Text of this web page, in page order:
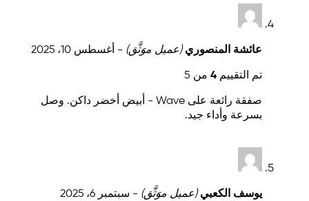
عائشة المنصوري(عميل موَثَّق) - أغسطس 10، 2025
تم التقييم 4 من 5
صفقة رائعة على Wave - أبيض أخضر داكن. وصل
بسرعة وأداء جيد.
يوسف الكعبي(عميل موَثَّق) - سبتمبر 6، 2025